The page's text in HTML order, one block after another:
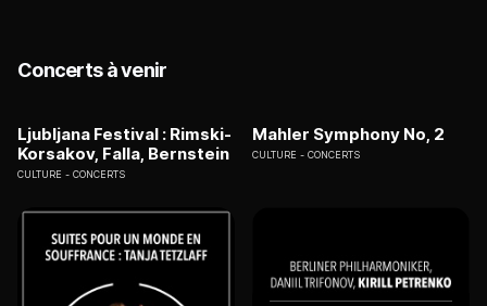
Concerts à venir
Ljubljana Festival : Rimski-
Korsakov, Falla, Bernstein
CULTURE CONCERTS
Mahler Symphony No, 2
CULTURE CONCERTS